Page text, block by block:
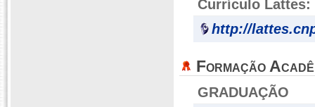
Currículo Lattes:
http://
Formação
GRADUAÇÃO